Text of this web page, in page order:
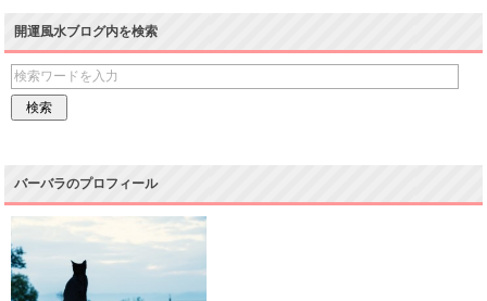
開運風水ブログ内を検索
バーバラのプロフィール